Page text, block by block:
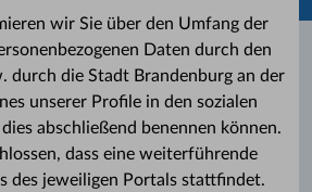
wir Sie über den Umfang der
Daten durch den
durch die Stadt Brandenburg an der
unserer Profile in den sozialen
abschließend benennen können.
dass eine weiterführende
des jeweiligen Portals stattfindet.